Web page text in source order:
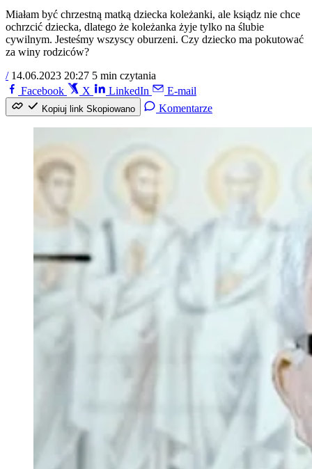
Miałam być chrzestną matką dziecka koleżanki, ale ksiądz nie chce
ochrzcić dziecka, dlatego że koleżanka żyje tylko na ślubie
cywilnym. Jesteśmy wszyscy oburzeni. Czy dziecko ma pokutować
za winy rodziców?
/ 14.06.2023 20:27 5 min czytania
Facebook
X LinkedIn E-mail
Kopiuj link Skopiowano Komentarze